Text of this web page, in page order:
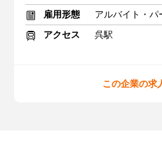
雇用形態
アルバイト・パ
アクセス
呉駅
この企業の求